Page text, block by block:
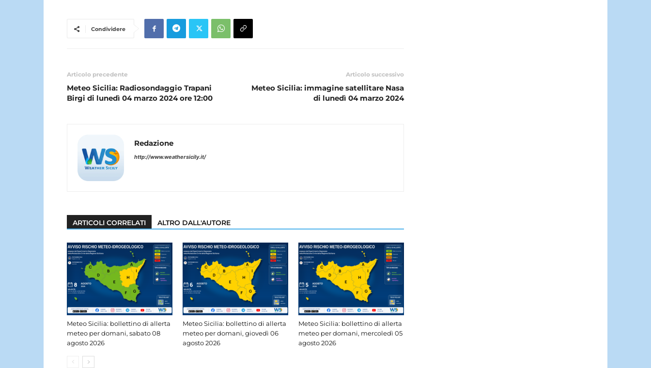
Condividere
Articolo precedente
Meteo Sicilia: Radiosondaggio Trapani
Birgi di lunedì 04 marzo 2024 ore 12:00
Articolo successivo
Meteo Sicilia: immagine satellitare Nasa
di lunedì 04 marzo 2024
Redazione
http://www.weathersicily.it/
ARTICOLI CORRELATI ALTRO DALL'AUTORE
Meteo Sicilia: bollettino di allerta
meteo per domani, sabato 08
agosto 2026
Meteo Sicilia: bollettino di allerta
meteo per domani, giovedì 06
agosto 2026
Meteo Sicilia: bollettino di allerta
meteo per domani, mercoledì 05
agosto 2026